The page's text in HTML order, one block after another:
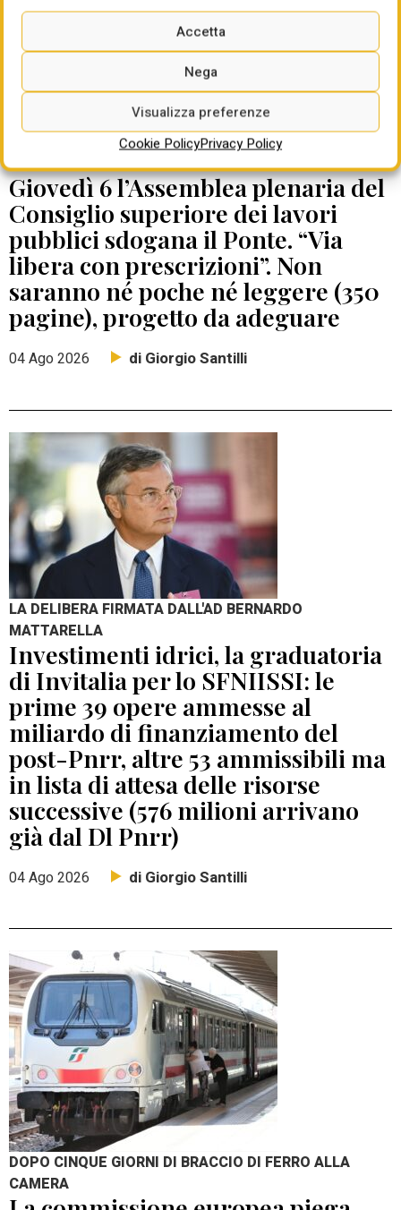
Accetta
Nega
Visualizza preferenze
Cookie PolicyPrivacy Policy
DATE DA RICORDARE
Giovedì 6 l’Assemblea plenaria del
Consiglio superiore dei lavori
pubblici sdogana il Ponte. “Via
libera con prescrizioni”. Non
saranno né poche né leggere (350
pagine), progetto da adeguare
04 Ago 2026 di Giorgio Santilli
LA DELIBERA FIRMATA DALL'AD BERNARDO
MATTARELLA
Investimenti idrici, la graduatoria
di Invitalia per lo SFNIISSI: le
prime 39 opere ammesse al
miliardo di finanziamento del
post-Pnrr, altre 53 ammissibili ma
in lista di attesa delle risorse
successive (576 milioni arrivano
già dal Dl Pnrr)
04 Ago 2026 di Giorgio Santilli
DOPO CINQUE GIORNI DI BRACCIO DI FERRO ALLA
CAMERA